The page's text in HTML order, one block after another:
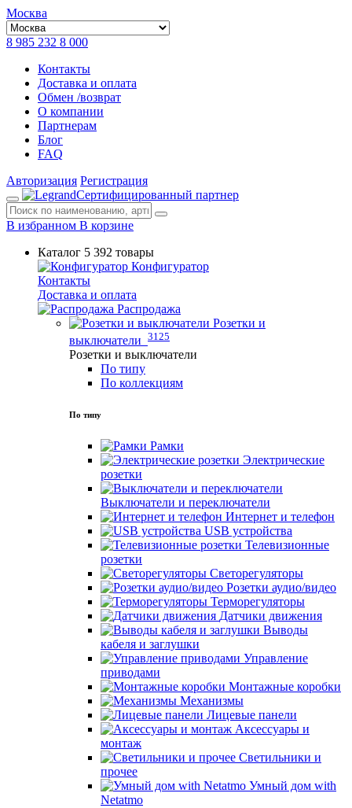
Москва
8 985 232 8 000
Контакты
Доставка и оплата
Обмен /возврат
О компании
Партнерам
Блог
FAQ
Авторизация Регистрация
Сертифицированный партнер
В избранном В корзине
Каталог 5 392 товары
Конфигуратор
Контакты
Доставка и оплата
Распродажа
Розетки и
выключатели 3125
Розетки и выключатели
По типу
По коллекциям
По типу
Рамки
Электрические
розетки
Выключатели и переключатели
Интернет и телефон
USB устройства
Телевизионные
розетки
Светорегуляторы
Розетки аудио/видео
Терморегуляторы
Датчики движения
Выводы
кабеля и заглушки
Управление
приводами
Монтажные коробки
Механизмы
Лицевые панели
Аксессуары и
монтаж
Светильники и
прочее
Умный дом with
Netatmo